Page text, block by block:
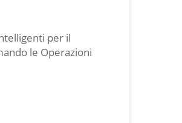
per il
le Operazioni
industriale sta
acqua...